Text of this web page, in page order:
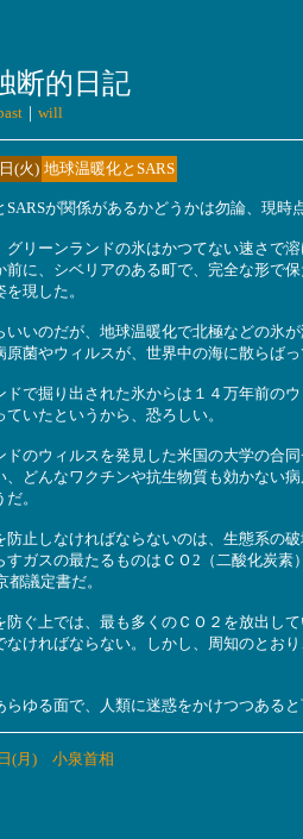
断的日記
｜ will
(火) 地球温暖化とSARS
が関係があるかどうかは勿論、現時
リーンランドの氷はかつてない速さで
前に、シベリアのある町で、完全な形で
現した。
いのだが、地球温暖化で北極などの氷
原菌やウィルスが、世界中の海に散らば
で掘り出された氷からは１４万年前の
いたというから、恐ろしい。
のウィルスを発見した米国の大学の合
、どんなワクチンや抗生物質も効かない
。
止しなければならないのは、生態系の
すガスの最たるものはＣＯ2（二酸化炭
都議定書だ。
ぐ上では、最も多くのＣＯ２を放出し
なければならない。しかし、周知のとお
ゆる面で、人類に迷惑をかけつつある
(月) 小泉首相